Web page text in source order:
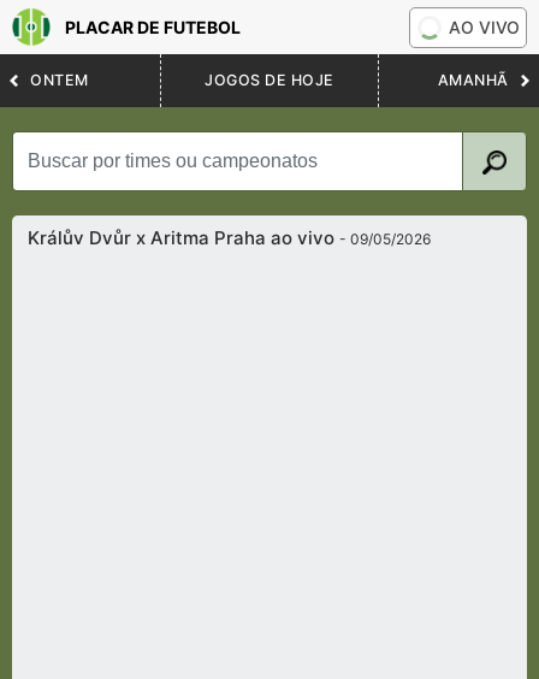
PLACAR DE FUTEBOL AO VIVO
ONTEM JOGOS DE HOJE AMANHÃ
Králův Dvůr x Aritma Praha ao vivo- 09/05/2026